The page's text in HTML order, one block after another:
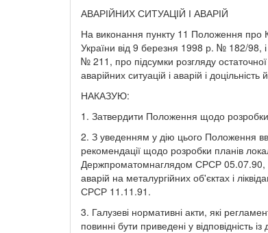
АВАРІЙНИХ СИТУАЦІЙ І АВАРІЙ
На виконання пункту 11 Положення про
України від 9 березня 1998 р. № 182/98, і
№ 211, про підсумки розгляду остаточної
аварійних ситуацій і аварій і
НАКАЗУЮ:
1. Затвердити Положення щодо розробки
2. З уведенням у дію цього Положення
рекомендації щодо розробки планів
Держпроматомнаглядом СРСР 05.07.90,
аварій на металургійних об'єктах і
СРСР 11.11.91.
3. Галузеві нормативні акти, які
повинні бути приведені у відповідність